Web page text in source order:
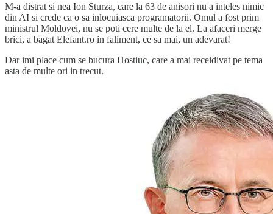
M-a distrat si nea Ion Sturza, care la 63 de anisori nu a inteles nimic
din AI si crede ca o sa inlocuiasca programatorii. Omul a fost prim
ministrul Moldovei, nu se poti cere multe de la el. La afaceri merge
brici, a bagat Elefant.ro in faliment, ce sa mai, un adevarat!
Dar imi place cum se bucura Hostiuc, care a mai receidivat pe tema
asta de multe ori in trecut.